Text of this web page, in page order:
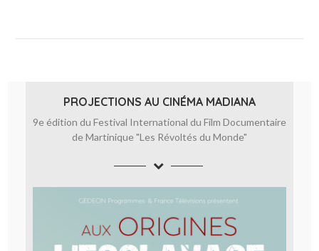
PROJECTIONS AU CINÉMA MADIANA
9e édition du Festival International du Film Documentaire
de Martinique "Les Révoltés du Monde"